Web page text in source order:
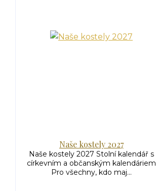
Naše kostely 2027
Naše kostely 2027 Stolní kalendář s
církevním a občanským kalendáriem
Pro všechny, kdo maj...